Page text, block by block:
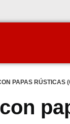
PAPAS RÚSTICAS